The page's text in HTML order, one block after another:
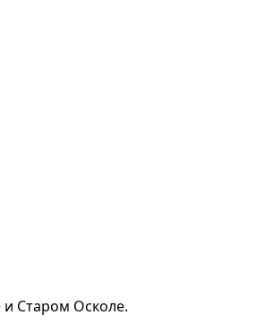
Старом Осколе.